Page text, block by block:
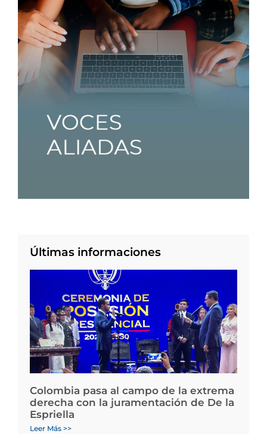
Últimas informaciones
Colombia pasa al campo de la extrema
derecha con la juramentación de De la
Espriella
Leer Más >>